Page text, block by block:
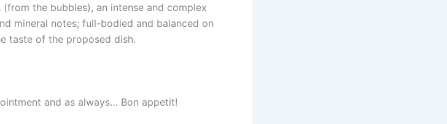
the bubbles), an intense and complex
mineral notes; full-bodied and balanced on
taste of the proposed dish.
and as always… Bon appetit!